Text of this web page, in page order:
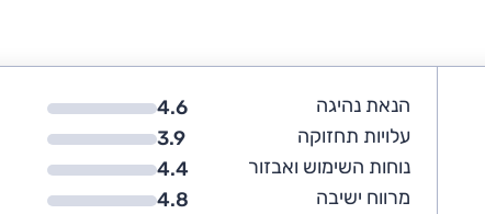
הנאת נהיגה
4.6
עלויות תחזוקה
3.9
נוחות השימוש ואבזור
4.4
מרווח ישיבה
4.8